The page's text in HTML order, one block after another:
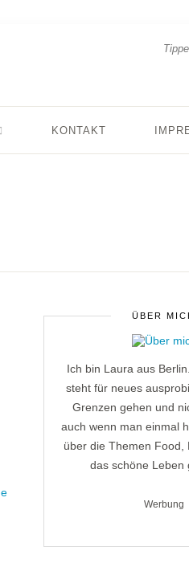
KONTAKT
ÜBER
Ich bin Laura aus
steht für neues
Grenzen gehen und
auch wenn man einmal
über die Themen Food,
das schöne Leben
Werbung